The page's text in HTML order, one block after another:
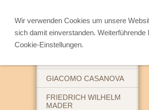
ABENTEUERBÜCHER
GIACOMO CASANOVA
FRIEDRICH WILHELM
MADER
Wir verwenden Cookies um unsere
sich damit einverstanden.
Cookie-Einstellungen.